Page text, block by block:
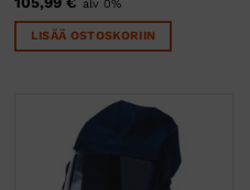
alv 0%
LISÄÄ OSTOSKORIIN